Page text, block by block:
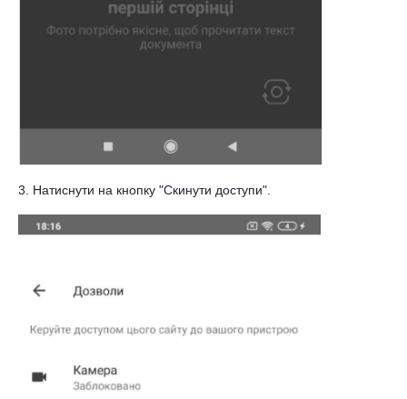
3. Натиснути на кнопку "Скинути доступи".